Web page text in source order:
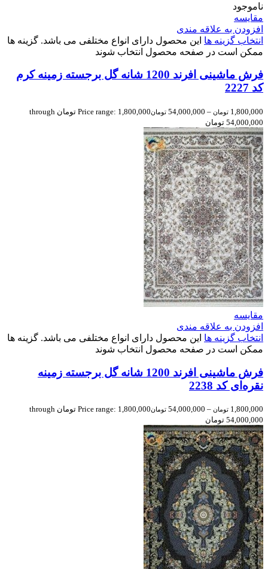
ناموجود
مقایسه
افزودن به علاقه مندی
انتخاب گزینه ها این محصول دارای انواع مختلفی می باشد. گزینه ها
ممکن است در صفحه محصول انتخاب شوند
فرش ماشینی افرند 1200 شانه گل برجسته زمینه کرم
کد 2227
1,800,000 تومان –
54,000,000 تومان
Price range: 1,800,000 تومان through
54,000,000 تومان
مقایسه
افزودن به علاقه مندی
انتخاب گزینه ها این محصول دارای انواع مختلفی می باشد. گزینه ها
ممکن است در صفحه محصول انتخاب شوند
فرش ماشینی افرند 1200 شانه گل برجسته زمینه
نقره‌ای کد 2238
1,800,000 تومان –
54,000,000 تومان
Price range: 1,800,000 تومان through
54,000,000 تومان